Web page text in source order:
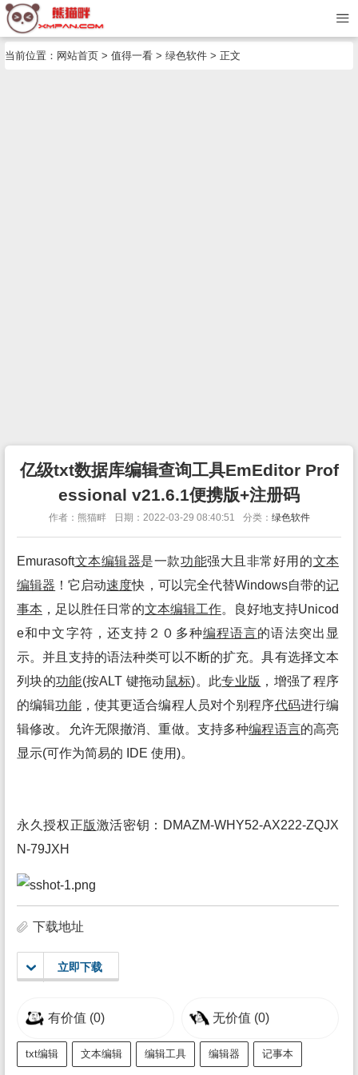
当前位置： 网站首页 > 值得一看 > 绿色软件 > 正文
亿级txt数据库编辑查询工具EmEditor Prof
essional v21.6.1便携版+注册码
作者：熊猫畔 日期：2022-03-29 08:40:51 分类： 绿色软件
Emurasoft文本编辑器是一款功能强大且非常好用的文本
编辑器 ！它启动速度快，可以完全代替Windows自带的记
事本 ，足以胜任日常的文本编辑工作。良好地支持Unicod
e和中文字符，还支持２０多种编程语言的语法突出显
示。并且支持的语法种类可以不断的扩充。具有选择文本
列块的功能(按ALT 键拖动鼠标)。此专业版 ，增强了程序
的编辑功能，使其更适合编程人员对个别程序代码进行编
辑修改。允许无限撤消、重做。支持多种编程语言的高亮
显示(可作为简易的 IDE 使用)。
永久授权正版激活密钥：DMAZM-WHY52-AX222-ZQJX
N-79JXH
下载地址
立即下载
有价值 (0) 无价值 (0)
txt编辑 文本编辑 编辑工具 编辑器 记事本